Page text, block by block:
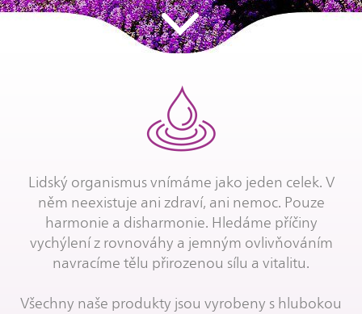
Lidský organismus vnímáme jako jeden celek. V
něm neexistuje ani zdraví, ani nemoc. Pouze
harmonie a disharmonie. Hledáme příčiny
vychýlení z rovnováhy a jemným ovlivňováním
navracíme tělu přirozenou sílu a vitalitu.
Všechny naše produkty jsou vyrobeny s hlubokou